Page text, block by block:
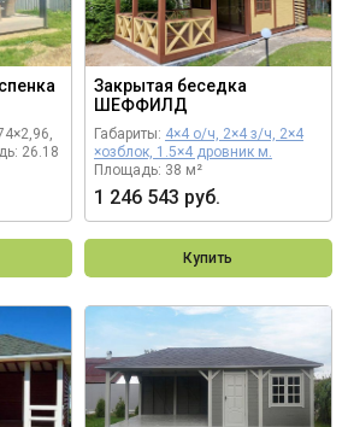
26.18
Закрытая беседка
ШЕФФИЛД
Габариты: 4×4 о/ч, 2×4 з/ч, 2×4
×озблок, 1.5×4 дровник м.
Площадь: 38 м²
1 246 543 руб.
Купить